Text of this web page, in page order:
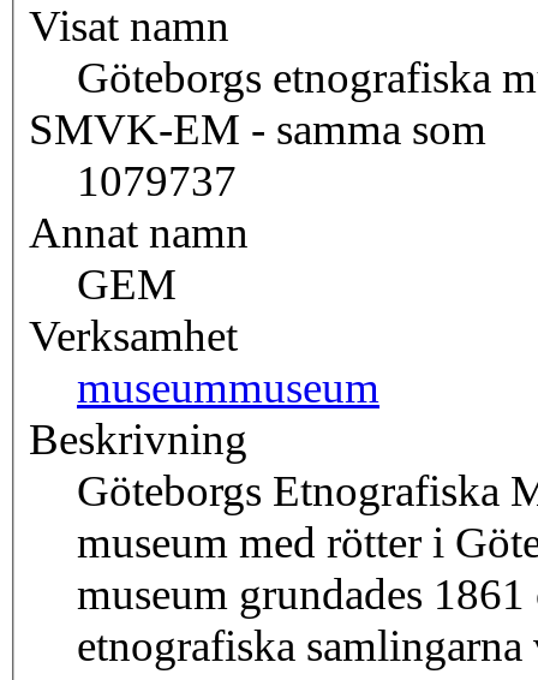
Visat namn
Göteborgs etnografiska
SMVK-EM - samma som
1079737
Annat namn
GEM
Verksamhet
museummuseum
Beskrivning
Göteborgs Etnografiska
museum med rötter i
museum grundades
etnografiska samlingarna